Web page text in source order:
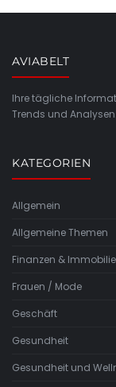
AVIABELT
Ihre tägliche
Trends und Analysen.
KATEGORIEN
Allgemein
Allgemeine Themen
Finanzen &
Frauen / Mode
Geschäft
Gesundheit
Gesundheit und